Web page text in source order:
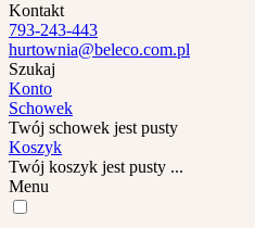
Kontakt
793-243-443
hurtownia@beleco.com.pl
Szukaj
Konto
Schowek
Twój schowek jest pusty
Koszyk
Twój koszyk jest pusty ...
Menu